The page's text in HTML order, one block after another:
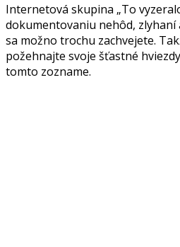
Internetová skupina „To
dokumentovaniu nehôd,
sa možno trochu zachvejete.
požehnajte svoje šťastné
tomto zozname.